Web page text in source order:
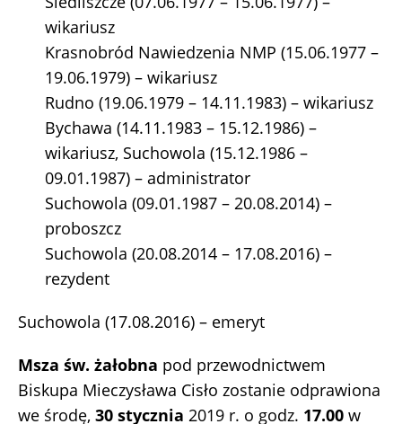
wikariusz
Krasnobród Nawiedzenia NMP (15.06.1977 –
19.06.1979) – wikariusz
Rudno (19.06.1979 – 14.11.1983) – wikariusz
Bychawa (14.11.1983 – 15.12.1986) –
wikariusz, Suchowola (15.12.1986 –
09.01.1987) – administrator
Suchowola (09.01.1987 – 20.08.2014) –
proboszcz
Suchowola (20.08.2014 – 17.08.2016) –
rezydent
Suchowola (17.08.2016) – emeryt
Msza św. żałobna pod przewodnictwem
Biskupa Mieczysława Cisło zostanie odprawiona
we środę, 30 stycznia 2019 r. o godz. 17.00 w